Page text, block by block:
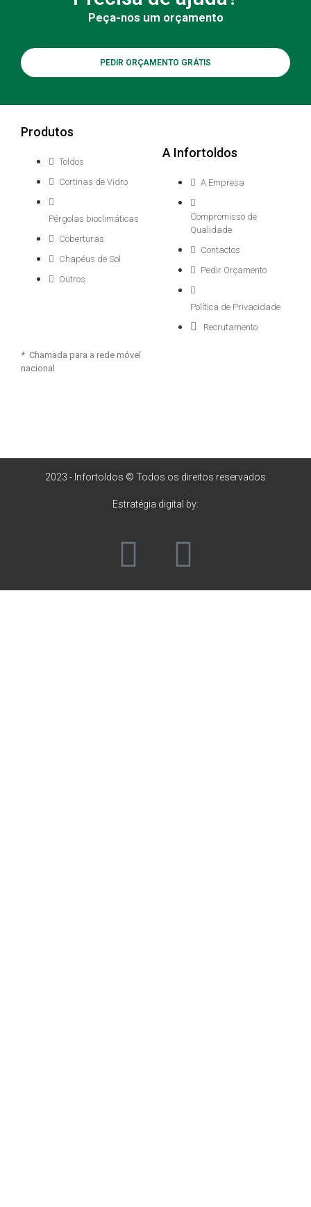
Peça-nos um orçamento
PEDIR ORÇAMENTO GRÁTIS
Produtos
Toldos
Cortinas de Vidro
Pérgolas bioclimáticas
Coberturas
Chapéus de Sol
Outros
A Infortoldos
A Empresa
Compromisso de
Qualidade
Contactos
Pedir Orçamento
Política de Privacidade
Recrutamento
* Chamada para a rede móvel
nacional
2023 - Infortoldos © Todos os direitos reservados
Estratégia digital by: